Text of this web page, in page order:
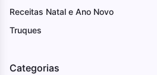
Receitas Natal e Ano Novo
Truques
Categorias